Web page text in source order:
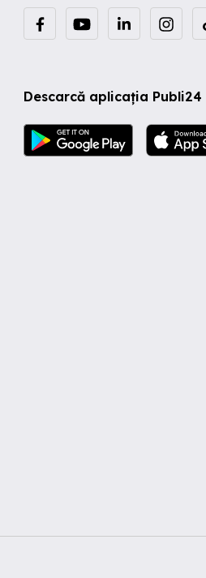
Descarcă aplicația Publi24